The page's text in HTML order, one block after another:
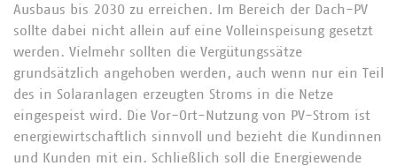
Ausbaus bis 2030 zu erreichen. Im Bereich der Dach-PV
sollte dabei nicht allein auf eine Volleinspeisung gesetzt
werden. Vielmehr sollten die Vergütungssätze
grundsätzlich angehoben werden, auch wenn nur ein Teil
des in Solaranlagen erzeugten Stroms in die Netze
eingespeist wird. Die Vor-Ort-Nutzung von PV-Strom ist
energiewirtschaftlich sinnvoll und bezieht die Kundinnen
und Kunden mit ein. Schließlich soll die Energiewende